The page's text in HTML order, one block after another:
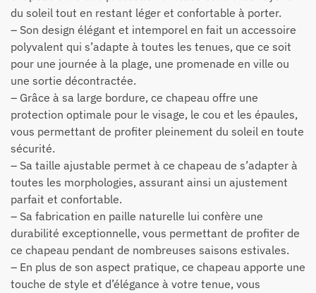
du soleil tout en restant léger et confortable à porter.
– Son design élégant et intemporel en fait un accessoire
polyvalent qui s’adapte à toutes les tenues, que ce soit
pour une journée à la plage, une promenade en ville ou
une sortie décontractée.
– Grâce à sa large bordure, ce chapeau offre une
protection optimale pour le visage, le cou et les épaules,
vous permettant de profiter pleinement du soleil en toute
sécurité.
– Sa taille ajustable permet à ce chapeau de s’adapter à
toutes les morphologies, assurant ainsi un ajustement
parfait et confortable.
– Sa fabrication en paille naturelle lui confère une
durabilité exceptionnelle, vous permettant de profiter de
ce chapeau pendant de nombreuses saisons estivales.
– En plus de son aspect pratique, ce chapeau apporte une
touche de style et d’élégance à votre tenue, vous